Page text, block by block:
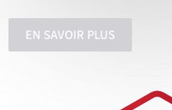
EN SAVOIR PLUS